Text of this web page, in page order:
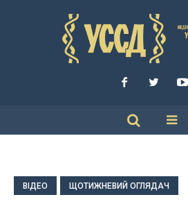
ВІДЕО ЩОТИЖНЕВИЙ ОГЛЯДАЧ